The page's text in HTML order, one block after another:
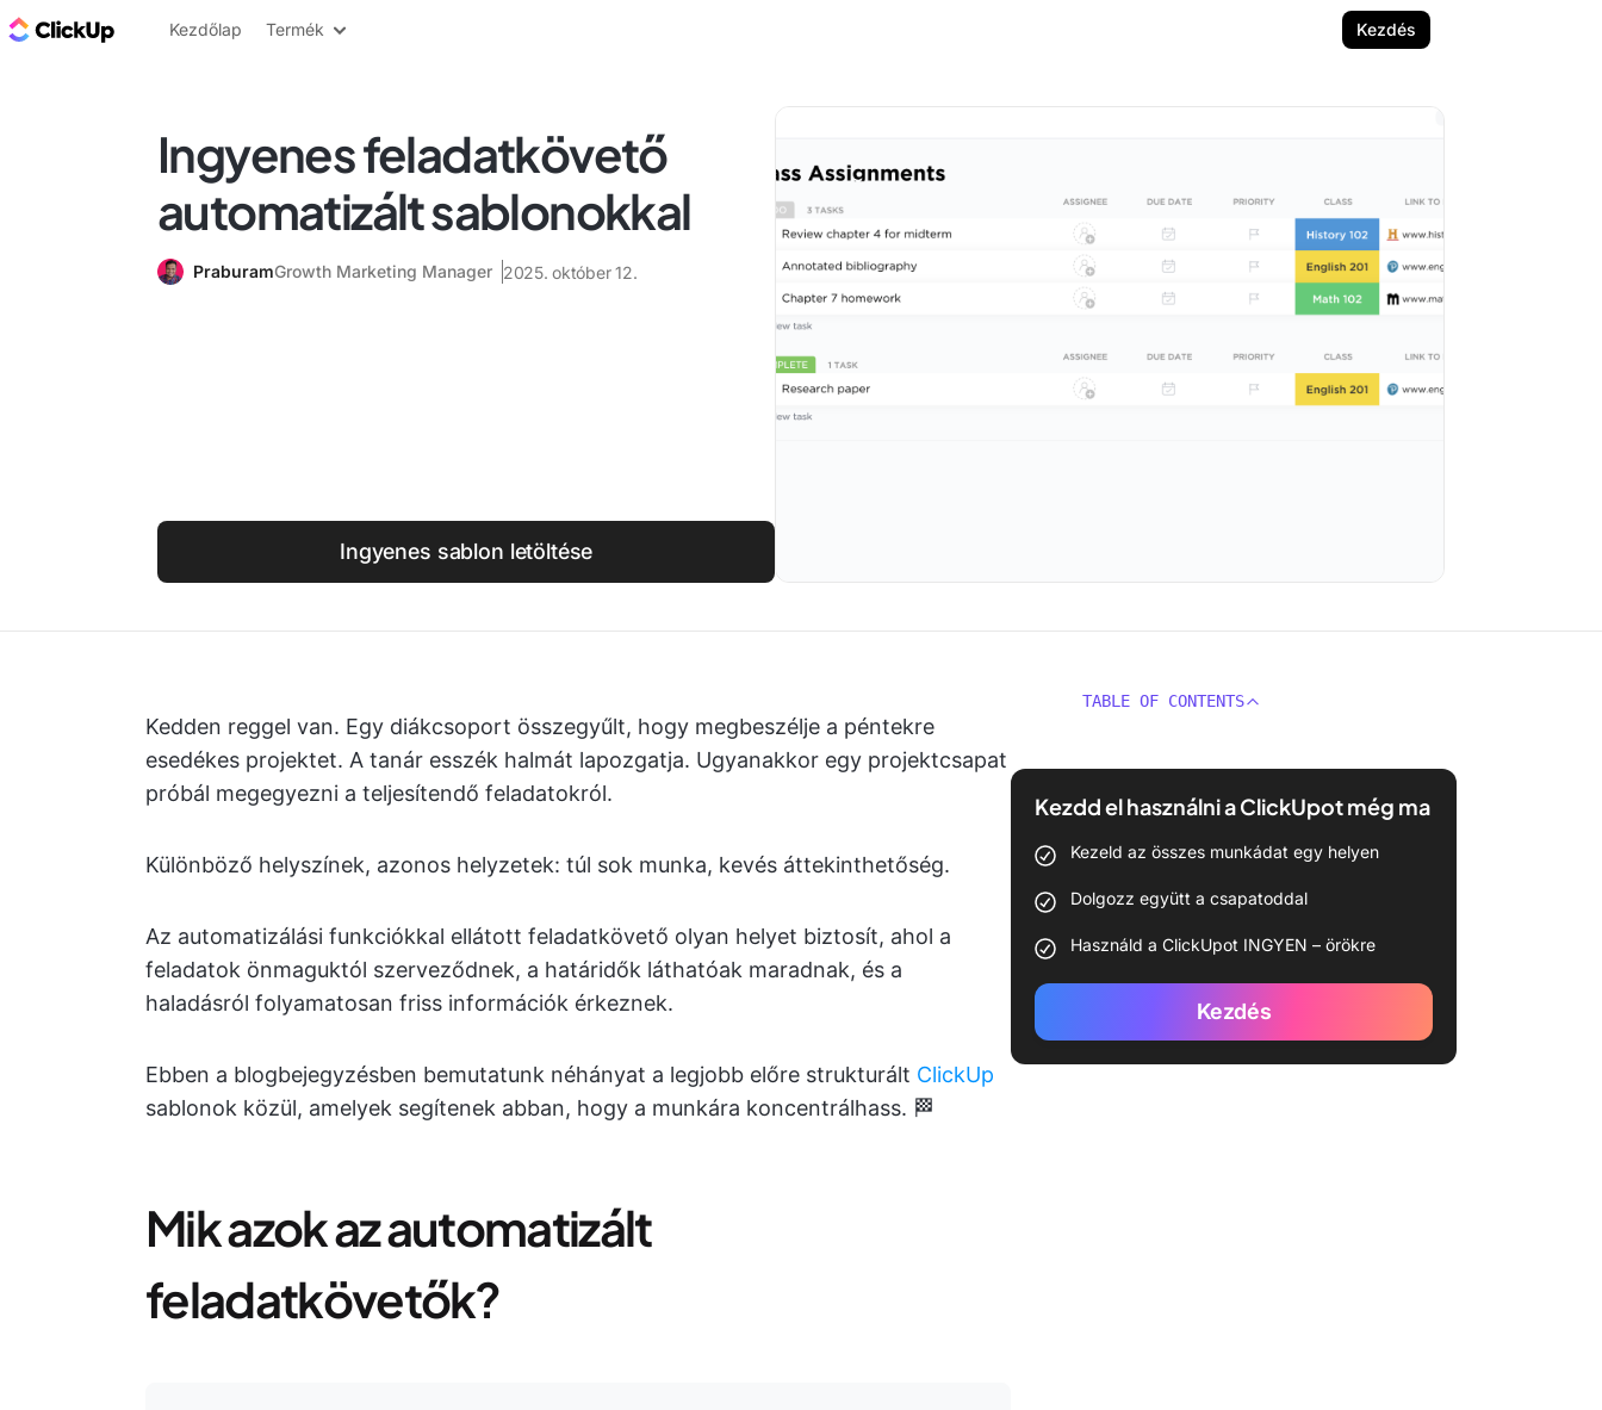
ClickUp blog
Kezdőlap Termék Kezdés
Ingyenes feladatkövető
automatizált sablonokkal
PraburamGrowth Marketing Manager 2025. október 12.
Ingyenes sablon letöltése
Kedden reggel van. Egy diákcsoport összegyűlt, hogy megbeszélje a péntekre
esedékes projektet. A tanár esszék halmát lapozgatja. Ugyanakkor egy projektcsapat
próbál megegyezni a teljesítendő feladatokról.
Különböző helyszínek, azonos helyzetek: túl sok munka, kevés áttekinthetőség.
Az automatizálási funkciókkal ellátott feladatkövető olyan helyet biztosít, ahol a
feladatok önmaguktól szerveződnek, a határidők láthatóak maradnak, és a
haladásról folyamatosan friss információk érkeznek.
Ebben a blogbejegyzésben bemutatunk néhányat a legjobb előre strukturált ClickUp
sablonok közül, amelyek segítenek abban, hogy a munkára koncentrálhass. 🏁
Mik azok az automatizált
feladatkövetők?
TABLE OF CONTENTS
Kezdd el használni a ClickUpot még ma
Kezeld az összes munkádat egy helyen
Dolgozz együtt a csapatoddal
Használd a ClickUpot INGYEN – örökre
Kezdés